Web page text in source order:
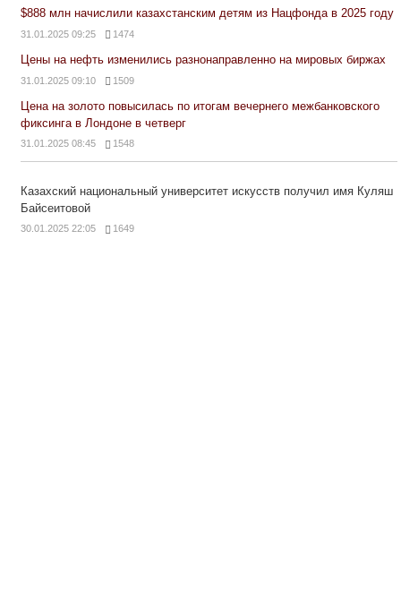
$888 млн начислили казахстанским детям из Нацфонда в 2025 году
31.01.2025 09:25 1474
Цены на нефть изменились разнонаправленно на мировых биржах
31.01.2025 09:10 1509
Цена на золото повысилась по итогам вечернего межбанковского
фиксинга в Лондоне в четверг
31.01.2025 08:45 1548
Казахский национальный университет искусств получил имя Куляш
Байсеитовой
30.01.2025 22:05 1649